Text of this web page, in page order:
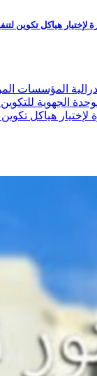
هياكل تكوين
المؤسسات
الجهوية
لإختيار هياكل